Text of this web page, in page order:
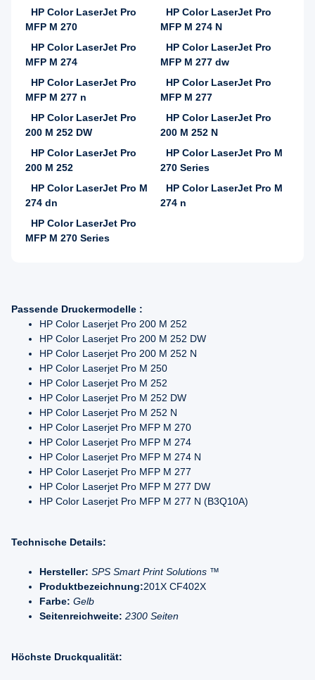
HP Color LaserJet Pro
MFP M 270
HP Color LaserJet Pro
MFP M 274 N
HP Color LaserJet Pro
MFP M 274
HP Color LaserJet Pro
MFP M 277 dw
HP Color LaserJet Pro
MFP M 277 n
HP Color LaserJet Pro
MFP M 277
HP Color LaserJet Pro
200 M 252 DW
HP Color LaserJet Pro
200 M 252 N
HP Color LaserJet Pro
200 M 252
HP Color LaserJet Pro M
270 Series
HP Color LaserJet Pro M
274 dn
HP Color LaserJet Pro M
274 n
HP Color LaserJet Pro
MFP M 270 Series
Passende Druckermodelle :
HP Color Laserjet Pro 200 M 252
HP Color Laserjet Pro 200 M 252 DW
HP Color Laserjet Pro 200 M 252 N
HP Color Laserjet Pro M 250
HP Color Laserjet Pro M 252
HP Color Laserjet Pro M 252 DW
HP Color Laserjet Pro M 252 N
HP Color Laserjet Pro MFP M 270
HP Color Laserjet Pro MFP M 274
HP Color Laserjet Pro MFP M 274 N
HP Color Laserjet Pro MFP M 277
HP Color Laserjet Pro MFP M 277 DW
HP Color Laserjet Pro MFP M 277 N (B3Q10A)
Technische Details:
Hersteller: SPS Smart Print Solutions ™
Produktbezeichnung:201X CF402X
Farbe: Gelb
Seitenreichweite: 2300 Seiten
Höchste Druckqualität: